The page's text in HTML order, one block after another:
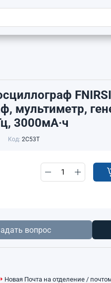
мультиметр,
3000мА·ч
Код: 2C53T
вопрос
Новая Почта на отделение /